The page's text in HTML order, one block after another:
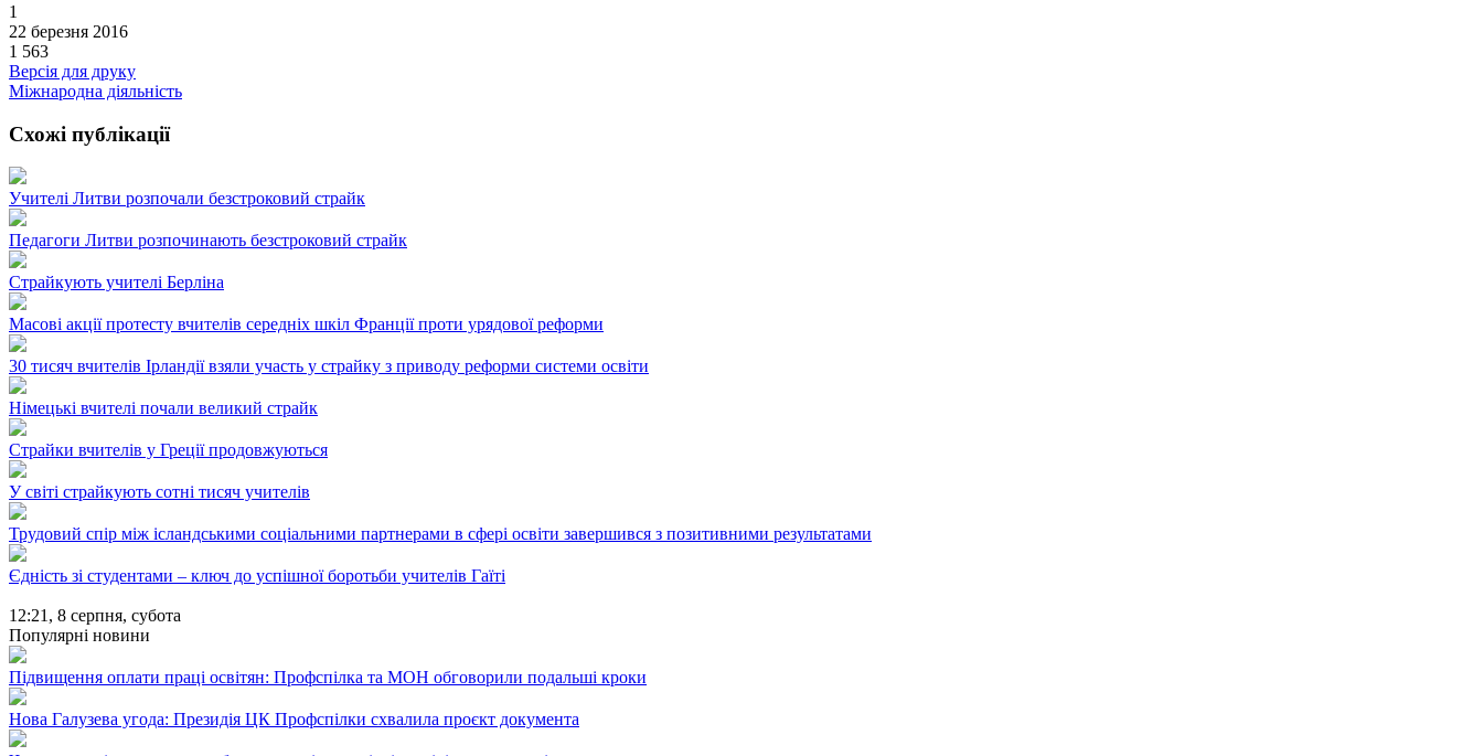
1
22 березня 2016
1 563
Версія для друку
Міжнародна діяльність
Схожі публікації
Учителі Литви розпочали безстроковий страйк
Педагоги Литви розпочинають безстроковий страйк
Страйкують учителі Берліна
Масові акції протесту вчителів середніх шкіл Франції проти урядової реформи
30 тисяч вчителів Ірландії взяли участь у страйку з приводу реформи системи освіти
Німецькі вчителі почали великий страйк
Страйки вчителів у Греції продовжуються
У світі страйкують сотні тисяч учителів
Трудовий спір між ісландськими соціальними партнерами в сфері освіти завершився з позитивними результатами
Єдність зі студентами – ключ до успішної боротьби учителів Гаїті
12:21, 8 серпня, субота
Популярні новини
Підвищення оплати праці освітян: Профспілка та МОН обговорили подальші кроки
Нова Галузева угода: Президія ЦК Профспілки схвалила проєкт документа